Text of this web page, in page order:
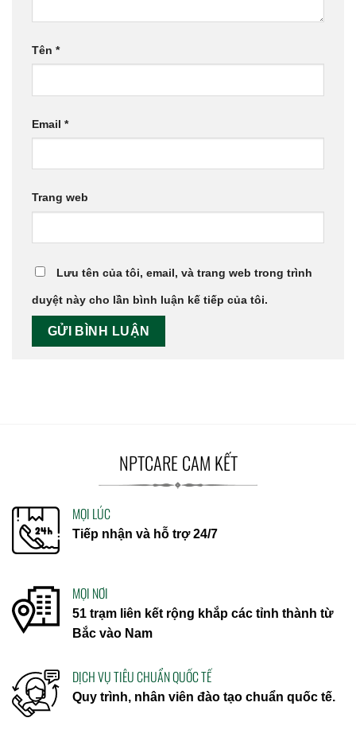
Tên *
Email *
Trang web
Lưu tên của tôi, email, và trang web trong trình
duyệt này cho lần bình luận kế tiếp của tôi.
NPTCARE CAM KẾT
MỌI LÚC
Tiếp nhận và hỗ trợ 24/7
MỌI NƠI
51 trạm liên kết rộng khắp các tỉnh thành từ
Bắc vào Nam
DỊCH VỤ TIÊU CHUẨN QUỐC TẾ
Quy trình, nhân viên đào tạo chuẩn quốc tế.